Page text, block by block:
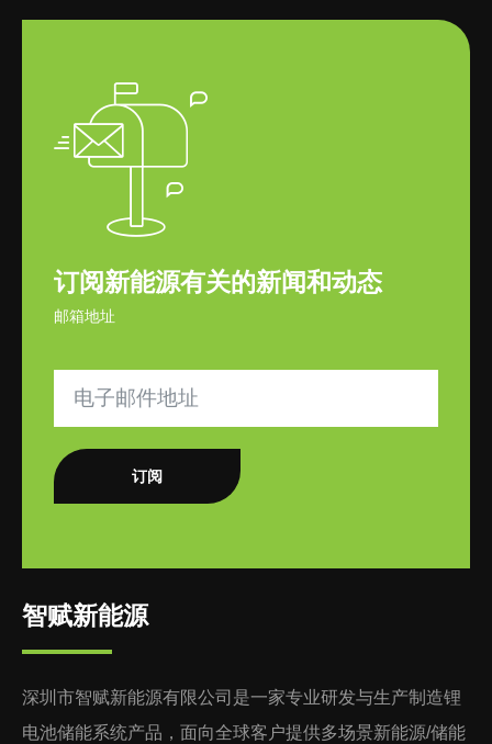
订阅新能源有关的新闻和动态
邮箱地址
订阅
智赋新能源
深圳市智赋新能源有限公司是一家专业研发与生产制造锂
电池储能系统产品，面向全球客户提供多场景新能源/储能